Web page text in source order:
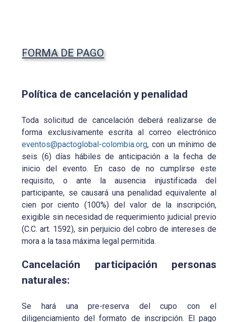
FORMA DE PAGO
Política de cancelación y penalidad
Toda solicitud de cancelación deberá realizarse de
forma exclusivamente escrita al correo electrónico
eventos@pactoglobal-colombia.org, con un mínimo de
seis (6) días hábiles de anticipación a la fecha de
inicio del evento. En caso de no cumplirse este
requisito, o ante la ausencia injustificada del
participante, se causará una penalidad equivalente al
cien por ciento (100%) del valor de la inscripción,
exigible sin necesidad de requerimiento judicial previo
(C.C. art. 1592), sin perjuicio del cobro de intereses de
mora a la tasa máxima legal permitida.
Cancelación participación personas
naturales:
Se hará una pre-reserva del cupo con el
diligenciamiento del formato de inscripción. El pago